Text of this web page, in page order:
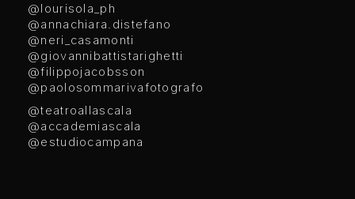
@lourisola_ph
@annachiara.distefano
@neri_casamonti
@giovannibattistarighetti
@filippojacobsson
@paolosommarivafotografo
@teatroallascala
@accademiascala
@estudiocampana